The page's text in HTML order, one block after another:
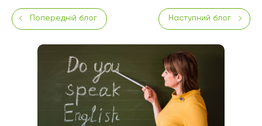
Попередній блог Наступний блог